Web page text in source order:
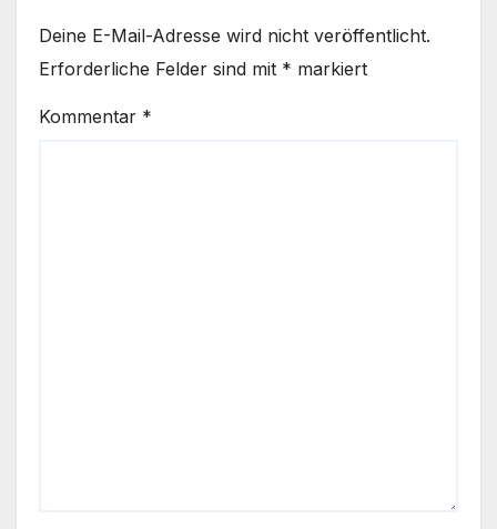
Deine E-Mail-Adresse wird nicht veröffentlicht.
Erforderliche Felder sind mit * markiert
Kommentar *